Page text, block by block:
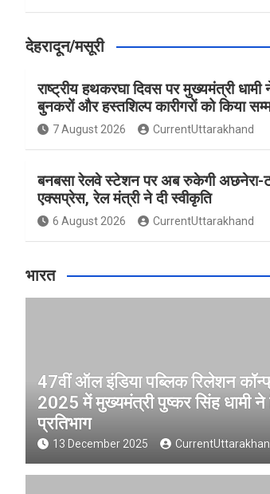
देहरादून/मसूरी
राष्ट्रीय हथकरघा दिवस पर मुख्यमंत्री
बुनकरों और हस्तशिल्प कारीगरों को किया
7 August 2026 CurrentUttarakhand
बनबसा रेलवे स्टेशन पर अब रुकेगी अछनेरा-
एक्सप्रेस, रेल मंत्री ने दी स्वीकृति
6 August 2026 CurrentUttarakhand
भारत
47वीं ऑल इंडिया पब्लिक रिलेशन
2025 में मुख्यमंत्री पुष्कर सिंह धामी ने
प्रतिभाग
13 December 2025